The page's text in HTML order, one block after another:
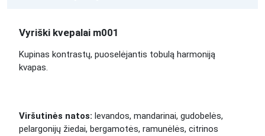
Vyriški kvepalai m001
Kupinas kontrastų, puoselėjantis tobulą harmoniją
kvapas.
Viršutinės natos: levandos, mandarinai, gudobelės,
pelargonijų žiedai, bergamotės, ramunėlės, citrinos